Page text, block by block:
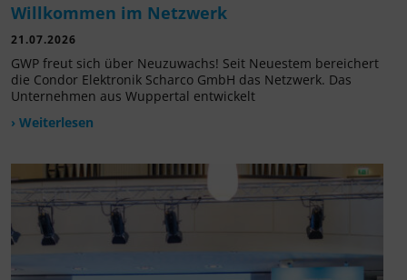
Willkommen im Netzwerk
21.07.2026
GWP freut sich über Neuzuwachs! Seit Neuestem bereichert
die Condor Elektronik Scharco GmbH das Netzwerk. Das
Unternehmen aus Wuppertal entwickelt
› Weiterlesen